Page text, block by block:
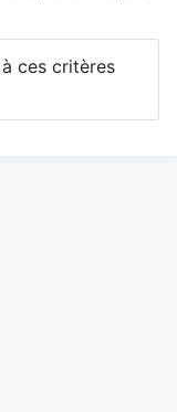
ces critères